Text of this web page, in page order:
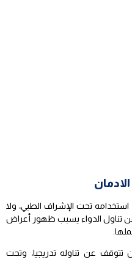
استخدامه تحت الإشراف الطبي، ولا
تناول الدواء يسبب ظهور أعراض
عن تناوله تدريجيا، وتحت